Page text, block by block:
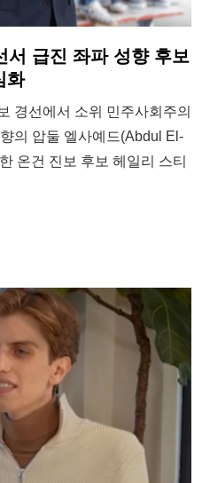
서 급진 좌파 성향 후보
화
경선에서 소위 민주사회주의
의 압둘 엘사예드(Abdul El-
온건 진보 후보 헤일리 스티